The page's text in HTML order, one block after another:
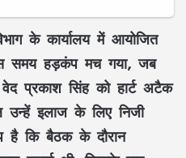
के कार्यालय में आयोजित
समय हड़कंप मच गया, जब
प्रकाश सिंह को हार्ट अटैक
उन्हें इलाज के लिए निजी
है कि बैठक के दौरान